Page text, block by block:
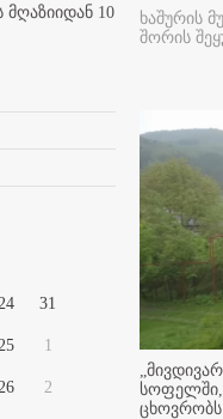
10
31
1
2
ხაშურის
შორის
ცხოვრობს